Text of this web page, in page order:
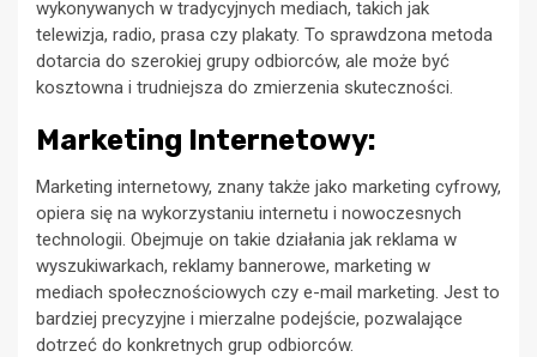
wykonywanych w tradycyjnych mediach, takich jak
telewizja, radio, prasa czy plakaty. To sprawdzona metoda
dotarcia do szerokiej grupy odbiorców, ale może być
kosztowna i trudniejsza do zmierzenia skuteczności.
Marketing Internetowy:
Marketing internetowy, znany także jako marketing cyfrowy,
opiera się na wykorzystaniu internetu i nowoczesnych
technologii. Obejmuje on takie działania jak reklama w
wyszukiwarkach, reklamy bannerowe, marketing w
mediach społecznościowych czy e-mail marketing. Jest to
bardziej precyzyjne i mierzalne podejście, pozwalające
dotrzeć do konkretnych grup odbiorców.